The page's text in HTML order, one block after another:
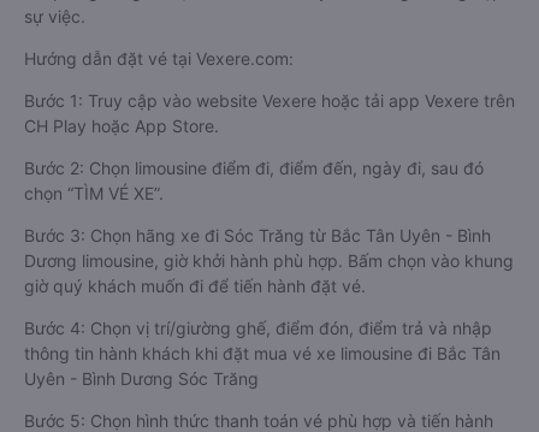
sự việc.
Hướng dẫn đặt vé tại Vexere.com:
Bước 1: Truy cập vào website Vexere hoặc tải app Vexere trên
CH Play hoặc App Store.
Bước 2: Chọn limousine điểm đi, điểm đến, ngày đi, sau đó
chọn “TÌM VÉ XE”.
Bước 3: Chọn hãng xe đi Sóc Trăng từ Bắc Tân Uyên - Bình
Dương limousine, giờ khởi hành phù hợp. Bấm chọn vào khung
giờ quý khách muốn đi để tiến hành đặt vé.
Bước 4: Chọn vị trí/giường ghế, điểm đón, điểm trả và nhập
thông tin hành khách khi đặt mua vé xe limousine đi Bắc Tân
Uyên - Bình Dương Sóc Trăng
Bước 5: Chọn hình thức thanh toán vé phù hợp và tiến hành